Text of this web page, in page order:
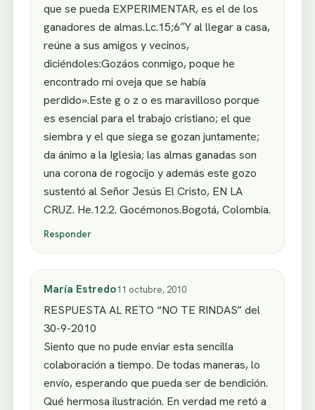
que se pueda EXPERIMENTAR, es el de los
ganadores de almas.Lc.15;6″Y al llegar a casa,
reúne a sus amigos y vecinos,
diciéndoles:Gozáos conmigo, poque he
encontrado mi oveja que se había
perdido».Este g o z o es maravilloso porque
es esencial para el trabajo cristiano; el que
siembra y el que siega se gozan juntamente;
da ánimo a la Iglesia; las almas ganadas son
una corona de rogocijo y además este gozo
sustentó al Señor Jesús El Cristo, EN LA
CRUZ. He.12.2. Gocémonos.Bogotá, Colombia.
Responder
María Estredo11 octubre, 2010
RESPUESTA AL RETO “NO TE RINDAS” del
30-9-2010
Siento que no pude enviar esta sencilla
colaboración a tiempo. De todas maneras, lo
envío, esperando que pueda ser de bendición.
Qué hermosa ilustración. En verdad me retó a